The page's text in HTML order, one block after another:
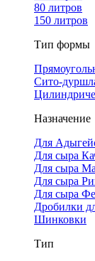
80 литров
150 литров
Тип формы
Сито-
Назначение
Для
Для сыра
Для сыра
Для сыра
Для сыра
Дробилки
Шинковки
Тип